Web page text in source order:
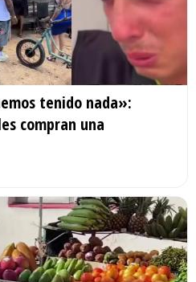
tenido nada»:
compran una